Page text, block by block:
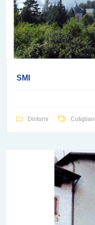
SMI
Dintorni